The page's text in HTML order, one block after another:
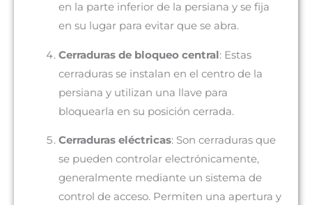
en la parte inferior de la persiana y se fija
en su lugar para evitar que se abra.
Cerraduras de bloqueo central: Estas
cerraduras se instalan en el centro de la
persiana y utilizan una llave para
bloquearla en su posición cerrada.
Cerraduras eléctricas: Son cerraduras que
se pueden controlar electrónicamente,
generalmente mediante un sistema de
control de acceso. Permiten una apertura y